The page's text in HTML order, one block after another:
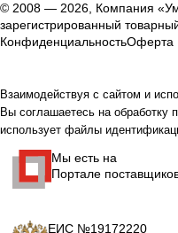
© 2008 — 2026, Компания
зарегистрированный
КонфиденциальностьОферта
Взаимодействуя с сайтом и
Вы соглашаетесь на обработку
использует файлы
Мы есть на
Портале
ЕИС №19172220